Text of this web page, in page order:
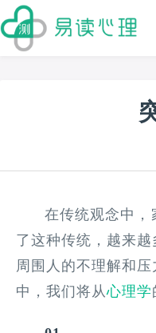
在传统观念中，
了这种传统，越来
周围人的不理解和
中，我们将从心理学